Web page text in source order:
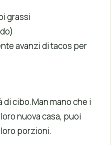
grassi
avanzi di tacos per
cibo.Man mano che i
nuova casa, puoi
porzioni.